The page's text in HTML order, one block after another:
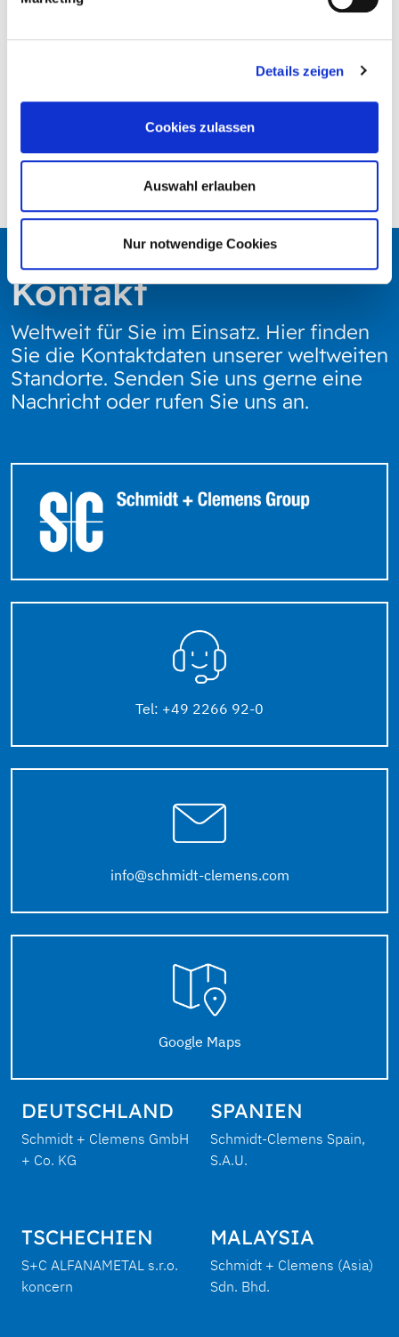
Details zeigen
Cookies zulassen
Auswahl erlauben
Nur notwendige Cookies
Kontakt
Weltweit für Sie im Einsatz. Hier finden
Sie die Kontaktdaten unserer weltweiten
Standorte. Senden Sie uns gerne eine
Nachricht oder rufen Sie uns an.
Tel: +49 2266 92-0
info@schmidt-clemens.com
Google Maps
DEUTSCHLAND
Schmidt + Clemens GmbH
+ Co. KG
SPANIEN
Schmidt-Clemens Spain,
S.A.U.
TSCHECHIEN
S+C ALFANAMETAL s.r.o.
koncern
MALAYSIA
Schmidt + Clemens (Asia)
Sdn. Bhd.